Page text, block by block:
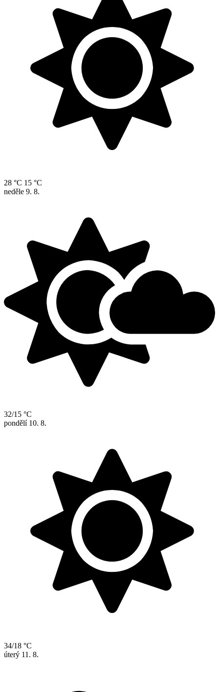
28 °C 15 °C
neděle 9. 8.
32/15 °C
pondělí 10. 8.
34/18 °C
úterý 11. 8.